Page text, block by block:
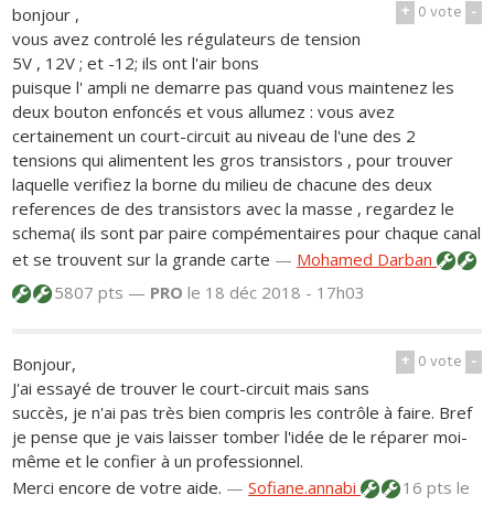
+ 0vote -
bonjour ,
vous avez controlé les régulateurs de tension
5V , 12V ; et -12; ils ont l'air bons
puisque l' ampli ne demarre pas quand vous maintenez les
deux bouton enfoncés et vous allumez : vous avez
certainement un court-circuit au niveau de l'une des 2
tensions qui alimentent les gros transistors , pour trouver
laquelle verifiez la borne du milieu de chacune des deux
references de des transistors avec la masse , regardez le
schema( ils sont par paire compémentaires pour chaque canal
et se trouvent sur la grande carte — Mohamed Darban
5807 pts — PRO le 18 déc 2018 - 17h03
+ 0vote -
Bonjour,
J'ai essayé de trouver le court-circuit mais sans
succès, je n'ai pas très bien compris les contrôle à faire. Bref
je pense que je vais laisser tomber l'idée de le réparer moi-
même et le confier à un professionnel.
Merci encore de votre aide. —Sofiane.annabi 16 ptsle